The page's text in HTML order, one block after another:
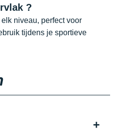
?
niveau, perfect voor
tijdens je sportieve